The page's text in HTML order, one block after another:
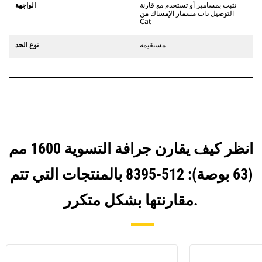
الثابتة. تتميز قارنات التوصيل المخصصة
تتوفر قارنات التوصيل المخصصة من
الواجهة
تثبت بمسامير أو تستخدم مع قارنة
التوصيل ذات مسمار الإمساك من
Cat
نوع الحد مستقيمة
انظر كيف يقارن جرافة التسوية 1600 مم
(63 بوصة): 512-8395 بالمنتجات التي تتم
مقارنتها بشكل متكرر.